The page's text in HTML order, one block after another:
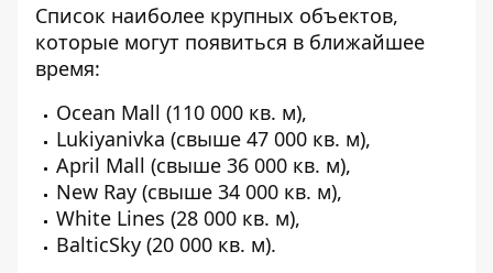
Список наиболее крупных объектов,
которые могут появиться в ближайшее
время:
Ocean Mall (110 000 кв. м),
Lukiyanivka (свыше 47 000 кв. м),
April Mall (свыше 36 000 кв. м),
New Ray (свыше 34 000 кв. м),
White Lines (28 000 кв. м),
BalticSky (20 000 кв. м).